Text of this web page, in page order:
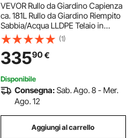
VEVOR Rullo da Giardino Capienza
ca. 181L Rullo da Giardino Riempito
Sabbia/Acqua LLDPE Telaio in
Acciaio, Rullo da Giardino per Prato
Facile da Girare per Traino Trattore,
Rullo da Livellare Prato
(1)
33590€
Disponibile
Consegna:Sab. Ago. 8 - Mer.
Ago. 12
Aggiungi al carrello